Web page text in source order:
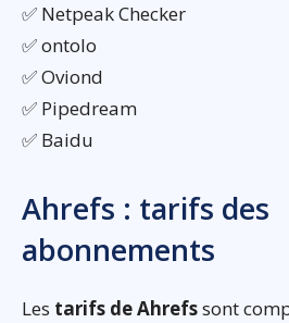
✅ Netpeak Checker
✅ ontolo
✅ Oviond
✅ Pipedream
✅ Baidu
Ahrefs : tarifs des
abonnements
Les tarifs de Ahrefssont